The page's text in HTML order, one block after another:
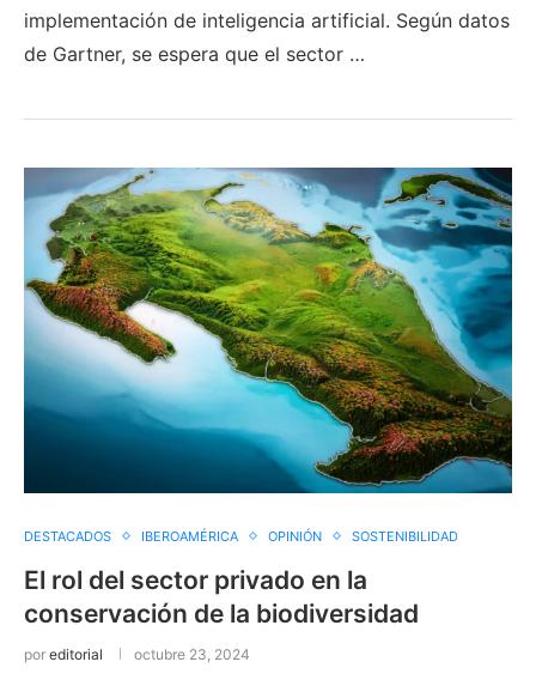
implementación de inteligencia artificial. Según datos
de Gartner, se espera que el sector …
DESTACADOS IBEROAMÉRICA OPINIÓN SOSTENIBILIDAD
El rol del sector privado en la
conservación de la biodiversidad
por editorial octubre 23, 2024